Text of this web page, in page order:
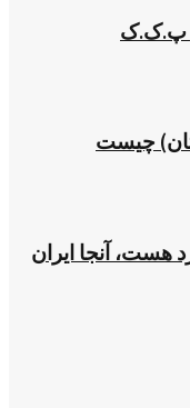
پ.ک.ک
چیست
آنجا ایران